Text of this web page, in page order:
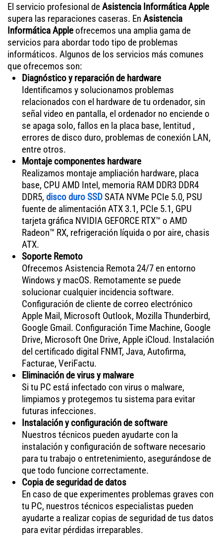
El servicio profesional deAsistencia Informática Apple
supera las reparaciones caseras. En Asistencia
Informática Appleofrecemos una amplia gama de
servicios para abordar todo tipo de problemas
informáticos. Algunos de los servicios más comunes
que ofrecemos son:
Diagnóstico y reparación de hardware
Identificamos y solucionamos problemas
relacionados con el hardware de tu ordenador, sin
señal video en pantalla, el ordenador no enciende o
se apaga solo, fallos en la placa base, lentitud ,
errores de disco duro, problemas de conexión LAN,
entre otros.
Montaje componentes hardware
Realizamos montaje ampliación hardware, placa
base, CPU AMD Intel, memoria RAM DDR3 DDR4
DDR5, disco duro SSDSATA NVMe PCIe 5.0, PSU
fuente de alimentación ATX 3.1, PCIe 5.1, GPU
tarjeta gráfica NVIDIA GEFORCE RTX™ o AMD
Radeon™ RX, refrigeración líquida o por aire, chasis
ATX.
Soporte Remoto
Ofrecemos Asistencia Remota 24/7 en entorno
Windows y macOS. Remotamente se puede
solucionar cualquier incidencia software.
Configuración de cliente de correo electrónico
Apple Mail, Microsoft Outlook, Mozilla Thunderbird,
Google Gmail. Configuración Time Machine, Google
Drive, Microsoft One Drive, Apple iCloud. Instalación
del certificado digital FNMT, Java, Autofirma,
Facturae, VeriFactu.
Eliminación de virus y malware
Si tu PC está infectado con virus o malware,
limpiamos y protegemos tu sistema para evitar
futuras infecciones.
Instalación y configuración de software
Nuestros técnicos pueden ayudarte con la
instalación y configuración de software necesario
para tu trabajo o entretenimiento, asegurándose de
que todo funcione correctamente.
Copia de seguridad de datos
En caso de que experimentes problemas graves con
tu PC, nuestros técnicos especialistas pueden
ayudarte a realizar copias de seguridad de tus datos
para evitar pérdidas irreparables.